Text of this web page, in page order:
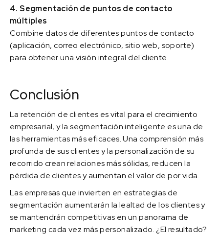
4. Segmentación de puntos de contacto
múltiples
Combine datos de diferentes puntos de contacto
(aplicación, correo electrónico, sitio web, soporte)
para obtener una visión integral del cliente.
Conclusión
La retención de clientes es vital para el crecimiento
empresarial, y la segmentación inteligente es una de
las herramientas más eficaces. Una comprensión más
profunda de sus clientes y la personalización de su
recorrido crean relaciones más sólidas, reducen la
pérdida de clientes y aumentan el valor de por vida.
Las empresas que invierten en estrategias de
segmentación aumentarán la lealtad de los clientes y
se mantendrán competitivas en un panorama de
marketing cada vez más personalizado. ¿El resultado?